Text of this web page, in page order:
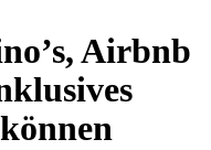
Airbnb